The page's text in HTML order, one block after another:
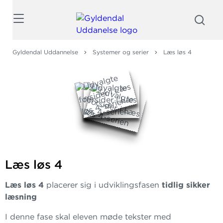
Gyldendal Uddannelse Systemer og serier Læs løs 4
Læs løs 4
Læs løs 4 placerer sig i udviklingsfasen tidlig sikker
læsning
I denne fase skal eleven møde tekster med